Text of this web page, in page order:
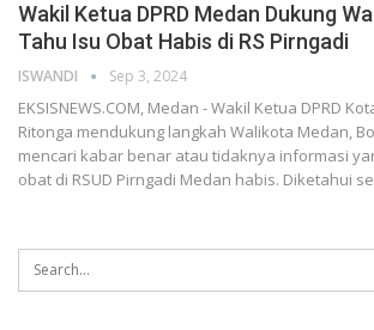
Wakil Ketua DPRD Medan Dukung
Tahu Isu Obat Habis di RS Pirngadi
ISWANDI Sep 3, 2024
EKSISNEWS.COM, Medan - Wakil Ketua DPRD
Ritonga mendukung langkah Walikota Medan,
mencari kabar benar atau tidaknya informasi
obat di RSUD Pirngadi Medan habis. Diketahui